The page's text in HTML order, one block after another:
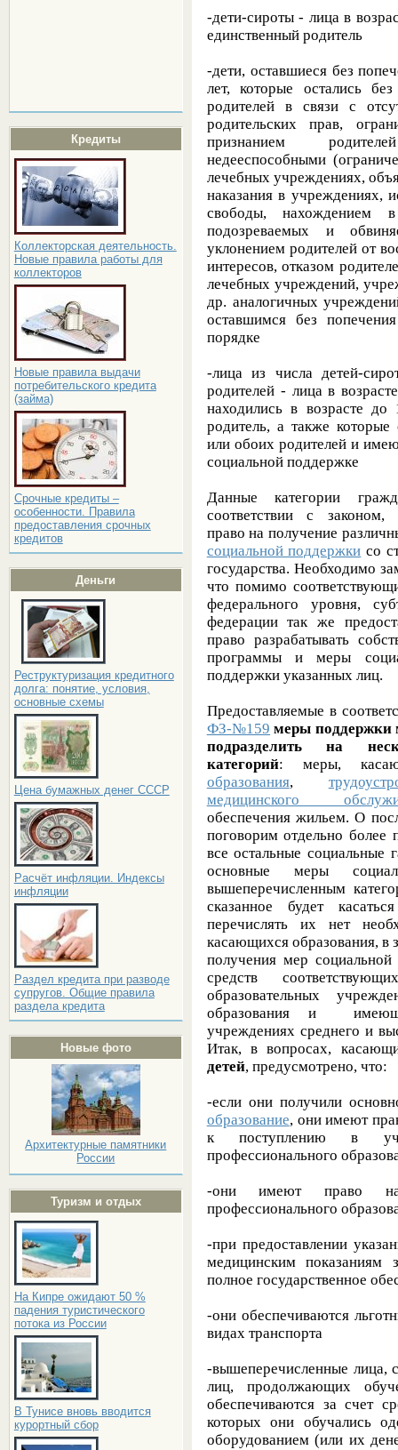
Кредиты
Коллекторская деятельность.
Новые правила работы для
коллекторов
Новые правила выдачи
потребительского кредита
(займа)
Срочные кредиты –
особенности. Правила
предоставления срочных
кредитов
Деньги
Реструктуризация кредитного
долга: понятие, условия,
основные схемы
Цена бумажных денег СССР
Расчёт инфляции. Индексы
инфляции
Раздел кредита при разводе
супругов. Общие правила
раздела кредита
Новые фото
Архитектурные памятники
России
Туризм и отдых
На Кипре ожидают 50 %
падения туристического
потока из России
В Тунисе вновь вводится
курортный сбор
-дети-сироты - лица в
единственный родитель
-дети, оставшиеся без
лет, которые остались
родителей в связи с
родительских прав,
признанием
недееспособными
лечебных учреждениях,
наказания в учреждениях,
свободы, нахождением
подозреваемых и
уклонением родителей от
интересов, отказом
лечебных учреждений,
др. аналогичных
оставшимся без
порядке
-лица из числа детей-
родителей - лица в
находились в возрасте
родитель, а также которые
или обоих родителей и
социальной поддержке
Данные категории
соответствии с законом,
право на получение
социальной поддержки со
государства. Необходимо
что помимо
федерального уровня,
федерации так же
право разрабатывать
программы и меры
поддержки указанных лиц.
Предоставляемые в
ФЗ-№159 меры поддержки
подразделить на
категорий: меры,
образования,
медицинского
обеспечения жильем. О
поговорим отдельно более
все остальные социальные
основные меры
вышеперечисленным
сказанное будет
перечислять их нет
касающихся образования, в
получения мер
средств
образовательных
образования и
учреждениях среднего и
Итак, в вопросах,
детей, предусмотрено, что:
-если они получили
образование, они имеют
к поступлению в
профессионального
-они имеют право на
профессионального
-при предоставлении
медицинским показаниям
полное государственное
-они обеспечиваются
видах транспорта
-вышеперечисленные лица,
лиц, продолжающих
обеспечиваются за счет
которых они обучались
оборудованием (или их